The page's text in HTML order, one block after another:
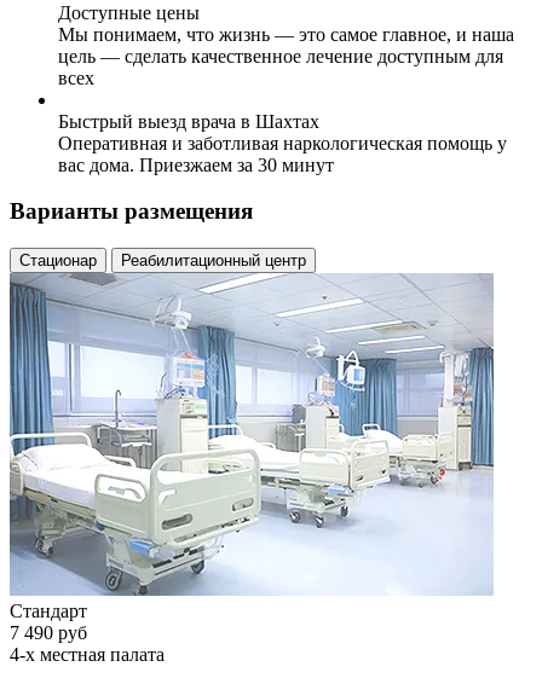
Доступные цены
Мы понимаем, что жизнь — это самое главное, и наша
цель — сделать качественное лечение доступным для
всех
Быстрый выезд врача в Шахтах
Оперативная и заботливая наркологическая помощь у
вас дома. Приезжаем за 30 минут
Варианты размещения
Стационар Реабилитационный центр
Стандарт
7 490 руб
4-х местная палата